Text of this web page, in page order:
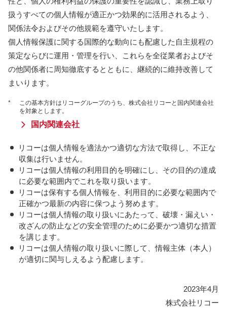
扱うすべての個人情報が適正かつ効果的に活用されるよう、
関係法令およびその他規範を遵守いたします。
個人情報保護に関する国際的な動向にも配慮した自主規程の
策定ならびに運用・管理を行い、これらを全従業者およびそ
の他関係者に周知徹底するとともに、継続的に維持改善して
まいります。
*
この基本方針はリコーグループのうち、株式会社リコーと国内関連会社
を対象とします。
国内関連会社
リコーは個人情報を適法かつ適切な方法で取得し、不正な
収集は行いません。
リコーは個人情報の利用目的を明確にし、その目的の達成
に必要な範囲内でこれを取り扱います。
リコーは保有する個人情報を、利用目的に必要な範囲内で
正確かつ最新の内容に保つよう努めます。
リコーは個人情報の取り扱いにあたって、破壊・漏えい・
改ざんの防止などの安全管理のために必要かつ適切な措置
を講じます。
リコーは個人情報の取り扱いに際して、情報主体（本人）
が適切に関与しえるよう配慮します。
2023年4月
株式会社リコー